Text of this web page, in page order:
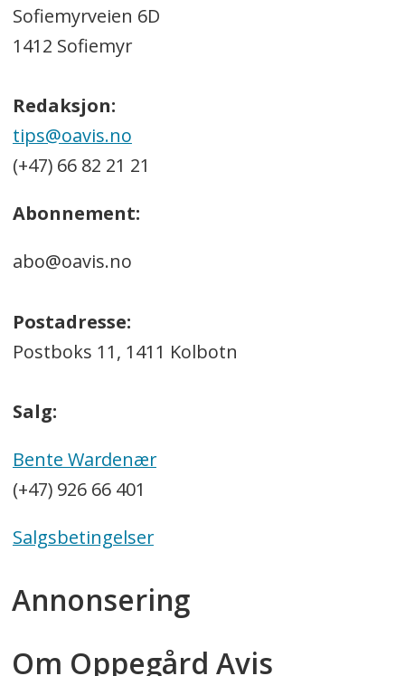
Sofiemyrveien 6D
1412 Sofiemyr
Redaksjon:
tips@oavis.no
(+47) 66 82 21 21
Abonnement:
abo@oavis.no
Postadresse:
Postboks 11, 1411 Kolbotn
Salg:
Bente Wardenær
(+47) 926 66 401
Salgsbetingelser
Annonsering
Om Oppegård Avis